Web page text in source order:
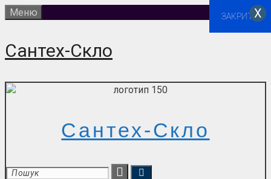
Перейти
до
Меню
Сантех-Скло
Сантех-Скло
ЗАКРИТИХ